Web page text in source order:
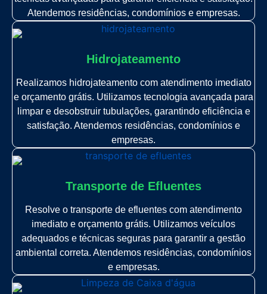
Atendemos residências, condomínios e empresas.
Hidrojateamento
Realizamos hidrojateamento com atendimento imediato
e orçamento grátis. Utilizamos tecnologia avançada para
limpar e desobstruir tubulações, garantindo eficiência e
satisfação. Atendemos residências, condomínios e
empresas.
Transporte de Efluentes
Resolve o transporte de efluentes com atendimento
imediato e orçamento grátis. Utilizamos veículos
adequados e técnicas seguras para garantir a gestão
ambiental correta. Atendemos residências, condomínios
e empresas.